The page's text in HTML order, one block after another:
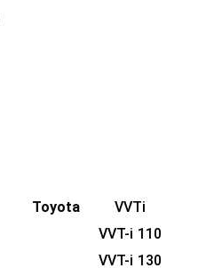
Toyota
VVTi
VVT-i 110
VVT-i 130